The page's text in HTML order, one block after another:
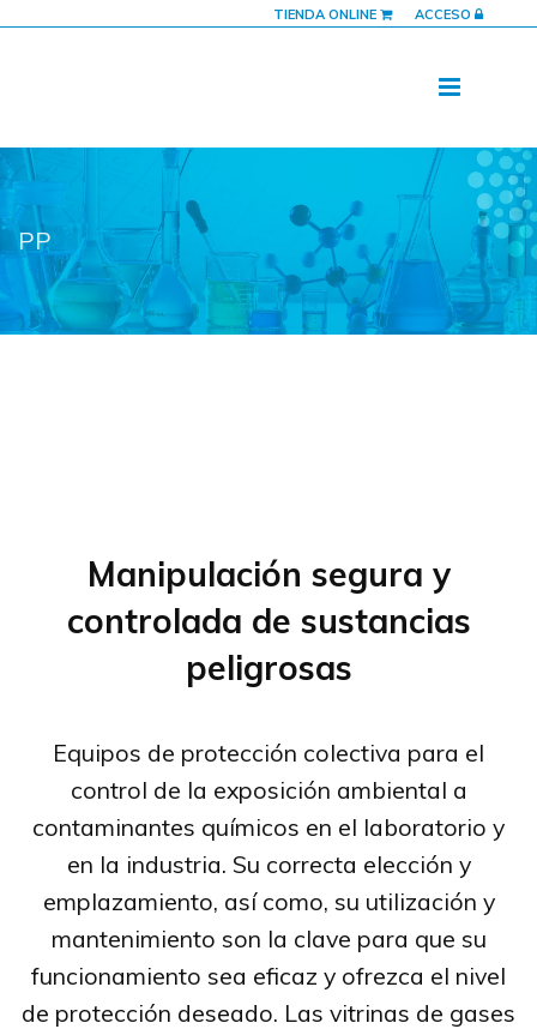
TIENDA ONLINE ACCESO
PP
Manipulación segura y
controlada de sustancias
peligrosas
Equipos de protección colectiva para el
control de la exposición ambiental a
contaminantes químicos en el laboratorio y
en la industria. Su correcta elección y
emplazamiento, así como, su utilización y
mantenimiento son la clave para que su
funcionamiento sea eficaz y ofrezca el nivel
de protección deseado. Las vitrinas de gases